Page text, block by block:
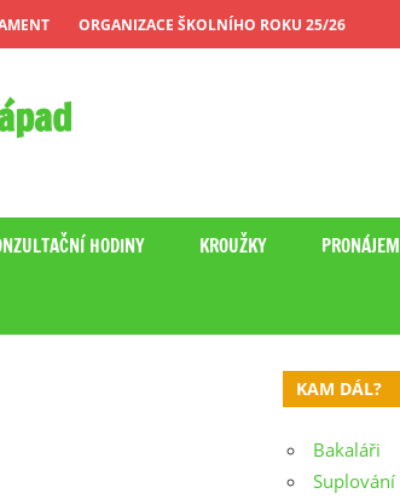
ORGANIZACE ŠKOLNÍHO ROKU 25/26
HODINY KROUŽKY PRONÁJEM
KAM DÁL?
Bakaláři
Suplování